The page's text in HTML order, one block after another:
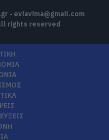
- eviavima@gmail.com
rights reserved